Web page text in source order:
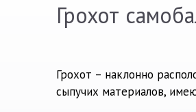
Грохот
Грохот – наклонно
сыпучих материалов,